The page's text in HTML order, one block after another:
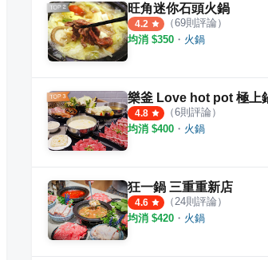
旺角迷你石頭火鍋
4.2 （69則評論）
均消 $350 ・ 火鍋
4.8 （6則評論）
均消 $400 ・ 火鍋
狂一鍋 三重重新店
4.6 （24則評論）
均消 $420 ・ 火鍋